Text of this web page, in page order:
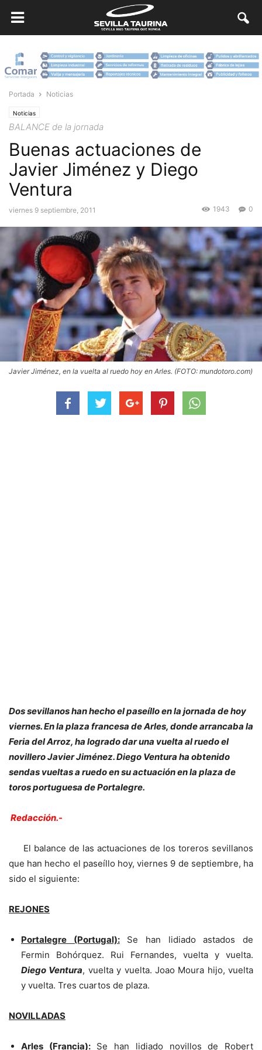
Portada Noticias
Noticias
BALANCE de la jornada
Buenas actuaciones de
Javier Jiménez y Diego
Ventura
viernes 9 septiembre, 2011 0
1943
Javier Jiménez, en la vuelta al ruedo hoy en Arles. (FOTO: mundotoro.com)
Dos sevillanos han hecho el paseíllo en la jornada de hoy
viernes. En la plaza francesa de Arles, donde arrancaba la
Feria del Arroz, ha logrado dar una vuelta al ruedo el
novillero Javier Jiménez. Diego Ventura ha obtenido
sendas vueltas a ruedo en su actuación en la plaza de
toros portuguesa de Portalegre.
Redacción.-
El balance de las actuaciones de los toreros sevillanos
que han hecho el paseíllo hoy, viernes 9 de septiembre, ha
sido el siguiente:
REJONES
Portalegre (Portugal):Se han lidiado astados de
Fermin Bohórquez. Rui Fernandes, vuelta y vuelta.
Diego Ventura, vuelta y vuelta. Joao Moura hijo, vuelta
y vuelta. Tres cuartos de plaza.
NOVILLADAS
Arles (Francia):Se han lidiado novillos de Robert